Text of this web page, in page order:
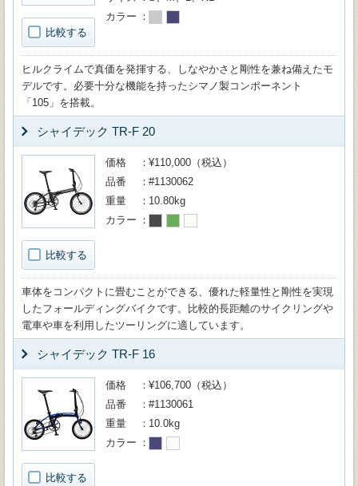
比較する
カラー
ヒルクライムで真価を発揮する、しなやかさと剛性を兼ね備えたモ
デルです。必要十分な機能を持ったシマノ製コンポーネント
「105」を搭載。
シャイデック TR-F 20
比較する
価格
¥110,000（税込）
品番
#1130062
重量
10.80kg
カラー
車体をコンパクトに畳むことができる、優れた軽量性と剛性を実現
したフォールディングバイクです。比較的長距離のサイクリングや
電車や車を利用したツーリングに適しています。
シャイデック TR-F 16
比較する
価格
¥106,700（税込）
品番
#1130061
重量
10.0kg
カラー